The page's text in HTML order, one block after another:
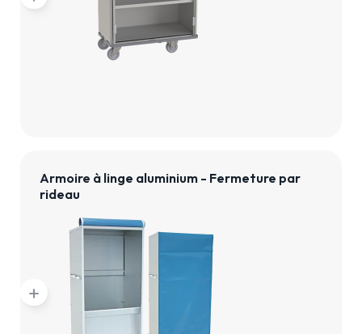
Armoire à linge aluminium - Fermeture par
rideau
add